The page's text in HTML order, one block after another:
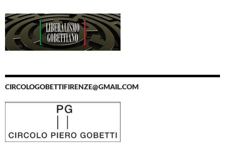
CIRCOLOGOBETTIFIRENZE@GMAIL.COM